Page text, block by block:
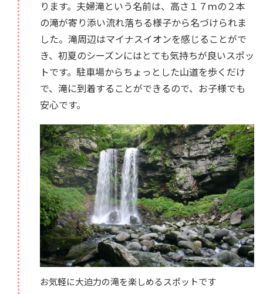
ります。夫婦滝という名前は、高さ１７ｍの２本
の滝が寄り添い流れ落ちる様子から名づけられま
した。滝周辺はマイナスイオンを感じることがで
き、初夏のシーズンにはとても気持ちが良いスポッ
トです。駐車場からちょっとした山道を歩くだけ
で、滝に到着することができるので、お子様でも
安心です。
お気軽に大迫力の滝を楽しめるスポットです